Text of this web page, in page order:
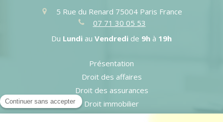
5 Rue du Renard 75004 Paris France
07 71 30 05 53
Du Lundi au Vendredi de 9h à 19h
Présentation
Droit des affaires
Droit des assurances
Droit immobilier
Honoraires